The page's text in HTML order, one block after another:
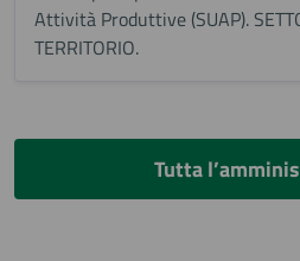
Attività Produttive (SUAP).
TERRITORIO.
Tutta